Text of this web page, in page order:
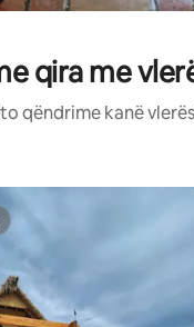
qira me
qëndrime kanë